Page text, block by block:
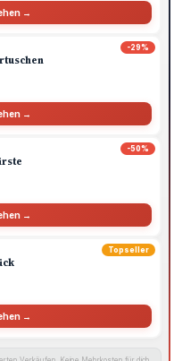
→
-29%
→
-50%
→
Topseller
→